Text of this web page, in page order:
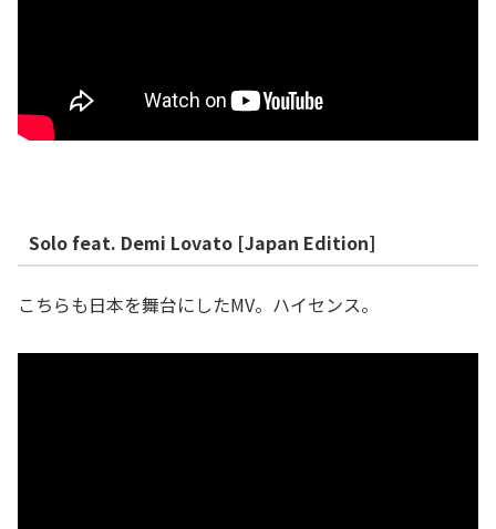
Solo feat. Demi Lovato [Japan Edition]
こちらも日本を舞台にしたMV。ハイセンス。